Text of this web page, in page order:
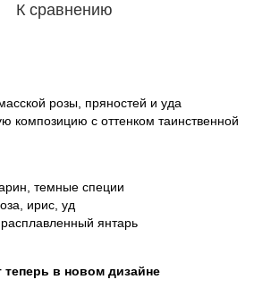
К сравнению
розы, пряностей и уда
композицию с оттенком таинственной
темные специи
ирис, уд
янтарь
в новом дизайне